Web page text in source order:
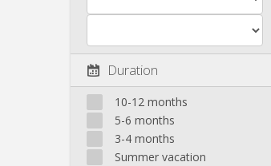
Duration
10-12 months
5-6 months
3-4 months
Summer vacation